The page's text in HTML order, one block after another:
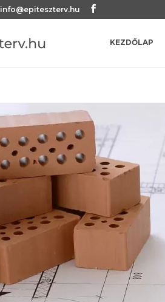
info@epiteszterv.hu
KEZDŐLAP